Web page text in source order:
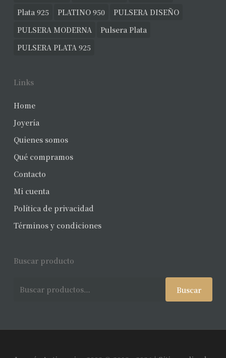
Plata 925
PLATINO 950
PULSERA DISEÑO
PULSERA MODERNA
Pulsera Plata
PULSERA PLATA 925
Links
Home
Joyería
Quienes somos
Qué compramos
Contacto
Mi cuenta
Política de privacidad
Términos y condiciones
Buscar producto
Buscar